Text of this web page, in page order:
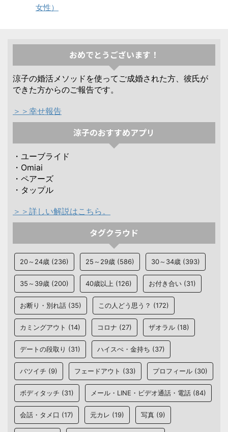
女性）
おめでとうございます！
涼子の婚活メソッドを使ってご成婚された方、彼氏が
できた方からのご報告です。
＞＞幸せ報告
涼子のおすすめアプリ
・ユーブライド
・Omiai
・ペアーズ
・タップル
＞＞詳しい解説はこちら。
タグクラウド
20～24歳 (236) 25～29歳 (586) 30～34歳 (393)
35～39歳 (200) 40歳以上 (126) お付き合い (31)
お断り・別れ話 (35) この人どう思う？ (172)
カミングアウト (14) コロナ (27) ザオラル (18)
デートの段取り (31) ハイスぺ・金持ち (37)
バツイチ (9) フェードアウト (33) プロフィール (30)
ボディタッチ (31) メール・LINE・ビデオ通話・電話 (84)
会話・タメ口 (17) 元カレ (19) 写真 (9)